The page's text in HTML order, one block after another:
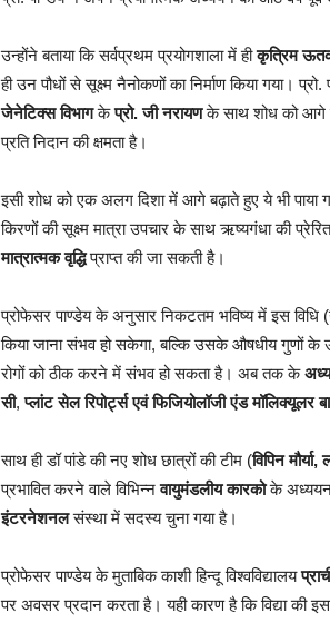
उन्होंने बताया कि सर्वप्रथम प्रयोगशाला में हीकृत्रिम
ही उन पौधों से सूक्ष्म नैनोकणों का निर्माण किया गया।
जेनेटिक्स विभागकेप्रो. जी नरायणके साथ शोध को आगे
प्रति निदान की क्षमता है।
इसी शोध को एक अलग दिशा में आगे बढ़ाते हुए ये भी पाया
किरणों की सूक्ष्म मात्रा उपचार के साथ ऋष्यगंधा की
मात्रात्मक वृद्धिप्राप्त की जा सकती है।
प्रोफेसर पाण्डेय के अनुसार निकटतम भविष्य में इस विधि
किया जाना संभव हो सकेगा, बल्कि उसके औषधीय गुणों के
रोगों को ठीक करने में संभव हो सकता है। अब तक के
सी,प्लांट सेल रिपोर्ट्स एवं फिजियोलॉजी एंड मॉलिक्यूलर
साथ ही डॉ पांडे की नए शोध छात्रों की टीम (विपिन
प्रभावित करने वाले विभिन्नवायुमंडलीय कारकोके अध्ययन
इंटरनेशनलसंस्था में सदस्य चुना गया है।
प्रोफेसर पाण्डेय के मुताबिक काशी हिन्दू विश्वविद्यालय
पर अवसर प्रदान करता है। यही कारण है कि विद्या की